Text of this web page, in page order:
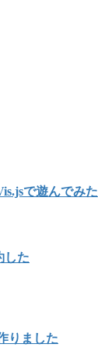
で遊んでみた
した
りました